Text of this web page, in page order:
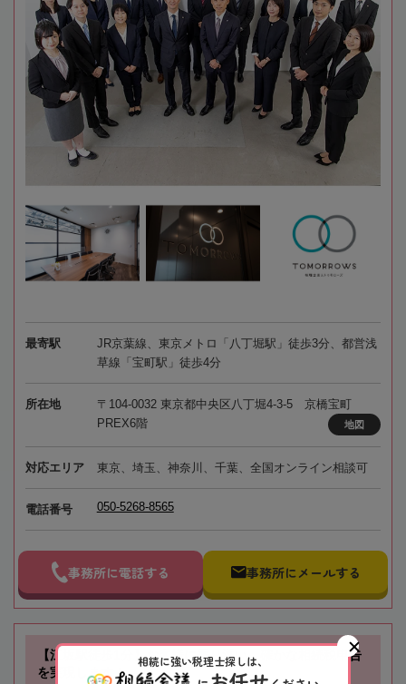
最寄駅
JR京葉線、東京メトロ「八丁堀駅」徒歩3分、都営浅
草線「宝町駅」徒歩4分
所在地
〒104-0032 東京都中央区八丁堀4-3-5 京橋宝町
PREX6階
地図
対応エリア 東京、埼玉、神奈川、千葉、全国オンライン相談可
電話番号 050-5268-8565
事務所に電話する 事務所にメールする
【江坂駅徒歩1分】お客様に寄り添い、確かな相続税申告
を実現します！
相続に強い税理士探しは、